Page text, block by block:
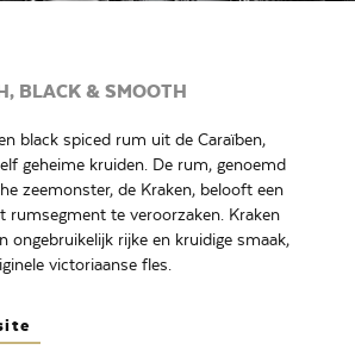
BLACK & SMOOTH
black spiced rum uit de Caraïben,
geheime kruiden. De rum, genoemd
zeemonster, de Kraken, belooft een
rumsegment te veroorzaken. Kraken
ongebruikelijk rijke en kruidige smaak,
victoriaanse fles.